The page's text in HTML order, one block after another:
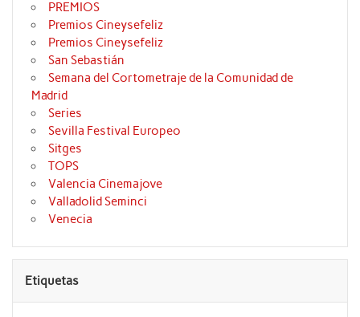
PREMIOS
Premios Cineysefeliz
Premios Cineysefeliz
San Sebastián
Semana del Cortometraje de la Comunidad de
Madrid
Series
Sevilla Festival Europeo
Sitges
TOPS
Valencia Cinemajove
Valladolid Seminci
Venecia
Etiquetas